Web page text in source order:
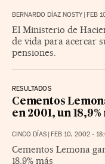
BERNARDO DÍAZ NOSTY | FEB
El Ministerio de
de vida para acercar
pensiones.
RESULTADOS
Cementos
en 2001, un 18,9%
CINCO DÍAS | FEB 10, 2002 -
Cementos Lemona
18,9% más